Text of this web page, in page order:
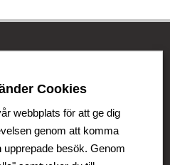
företagsgrupp med
Storbritannien,
Tyskland. Koncernen
Ge Seating Division,
Cookies
webbplats för att ge dig
genom att komma
upprepade besök. Genom